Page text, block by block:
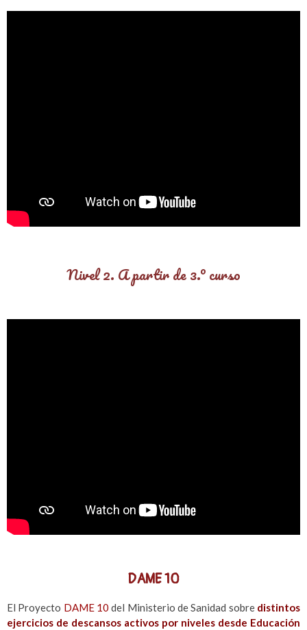
Nivel 2. A partir de 3.º curso
DAME 10
El Proyecto DAME 10 del Ministerio de Sanidad sobre distintos
ejercicios de descansos activos por niveles desde Educación